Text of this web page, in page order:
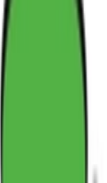
kampus, dan aset
tampilan
yang konsisten.
pada file logo
mudah
diskalakan.